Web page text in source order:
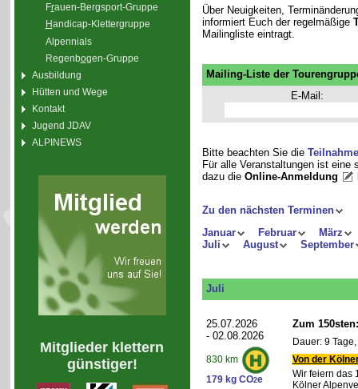
Frauen-Bergsport-Gruppe
Handicap-Klettergruppe
Alpennials
Regenbogen-Gruppe
Ausbildung
Hütten und Wege
Kontakt
Jugend JDAV
ALPINEWS
Mitglieder klettern
günstiger!
Über Neuigkeiten,
informiert Euch der regelmäßige
Mailingliste eintragt.
Mailing-Liste der
E-Mail:
Bitte beachten Sie die
Für alle Veranstaltungen ist
dazu die Online-Anmeldung
Zu den nächsten Terminen
Januar
Februar
März
Juli
August September
Juli
25.07.2026
- 02.08.2026
830 km
179 kg CO2e
Zum
Dauer: 9
Von der
Wir feiern das
Kölner